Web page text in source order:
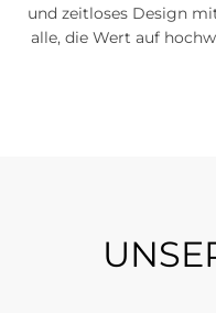
und zeitloses Design
alle, die Wert auf